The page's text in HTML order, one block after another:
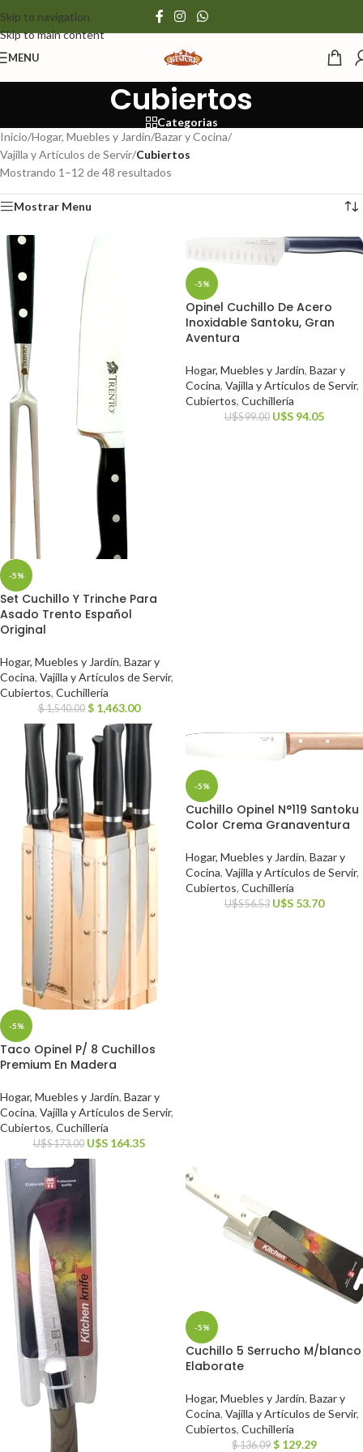
Skip to navigation
Skip to main content
MENU
Cubiertos
Categorias
Inicio/Hogar, Muebles y Jardín/Bazar y Cocina/
Vajilla y Artículos de Servir/Cubiertos
Mostrando 1–12 de 48 resultados
Mostrar Menu
-5%
Set Cuchillo Y Trinche Para
Asado Trento Español
Original
Hogar, Muebles y Jardín, Bazar y
Cocina, Vajilla y Artículos de Servir,
Cubiertos, Cuchillería
$1,540.00 $ 1,463.00
-5%
Opinel Cuchillo De Acero
Inoxidable Santoku, Gran
Aventura
Hogar, Muebles y Jardín, Bazar y
Cocina, Vajilla y Artículos de Servir,
Cubiertos, Cuchillería
U$S99.00 U$S 94.05
-5%
Taco Opinel P/ 8 Cuchillos
Premium En Madera
Hogar, Muebles y Jardín, Bazar y
Cocina, Vajilla y Artículos de Servir,
Cubiertos, Cuchillería
U$S173.00 U$S 164.35
-5%
Cuchillo Opinel N°119 Santoku
Color Crema Granaventura
Hogar, Muebles y Jardín, Bazar y
Cocina, Vajilla y Artículos de Servir,
Cubiertos, Cuchillería
U$S56.53 U$S 53.70
-5%
Cuchillo 5 Serrucho M/blanco
Elaborate
Hogar, Muebles y Jardín, Bazar y
Cocina, Vajilla y Artículos de Servir,
Cubiertos, Cuchillería
$136.09 $ 129.29